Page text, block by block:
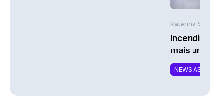
Katerina
Incendies :
mais une
NEWS